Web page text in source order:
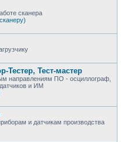
сканера
Тестер, Тест-мастер
направлениям ПО - осциллограф,
и ИМ
и датчикам производства